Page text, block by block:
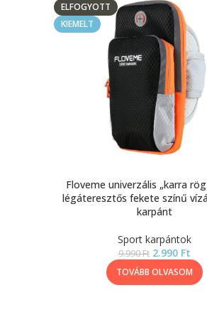
ELFOGYOTT
KIEMELT
Floveme univerzális „karra
légáteresztős fekete színű
karpánt
Sport karpántok
9.990Ft 2.990 Ft
TOVÁBB OLVASOM